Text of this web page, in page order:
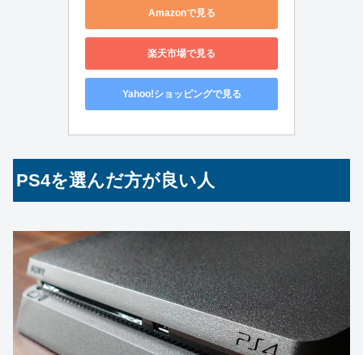
Amazonで見る
楽天市場で見る
Yahoo!ショッピングで見る
PS4を選んだ方が良い人